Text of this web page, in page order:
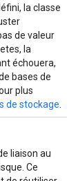
la classe
de valeur
la
échouera,
bases de
plus
de stockage
liaison au
Ce